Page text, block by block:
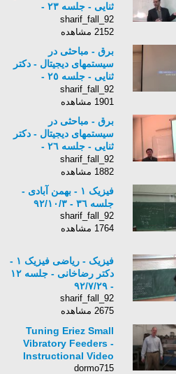
ثنایی - جلسه ٢٣ -
٩٢/٩/١٢
sharif_fall_92
2152 مشاهده
برق - مباحثی در
سیستمهای دیجیتال - دکتر
ثنایی - جلسه ٢٥ -
٩٢/٩/٢٤
sharif_fall_92
1901 مشاهده
برق - مباحثی در
سیستمهای دیجیتال - دکتر
ثنایی - جلسه ٢٦ -
٩٢/٩/٢٦
sharif_fall_92
1882 مشاهده
فیزیک ١ - بهمن آبادی -
جلسه ٣٦ - ٩٢/١٠/٣
sharif_fall_92
1764 مشاهده
فیزیک - ریاضی فیزیک ١ -
دکتر رضاخانی - جلسه ١٢
- ٩٢/٧/٢٩
sharif_fall_92
2675 مشاهده
Tuning Eriez Small
Vibratory Feeders -
Instructional Video
dormo715